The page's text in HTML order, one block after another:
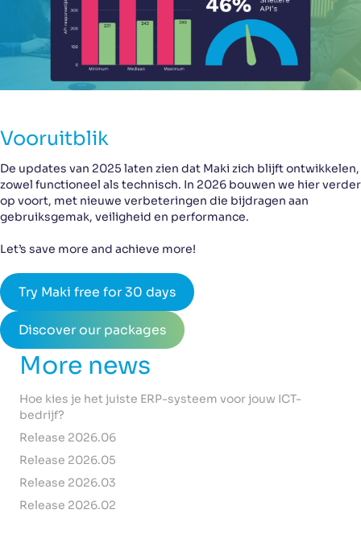
Vooruitblik
De updates van 2025 laten zien dat Maki zich blijft ontwikkelen,
zowel functioneel als technisch. In 2026 bouwen we hier verder
op voort, met nieuwe verbeteringen die bijdragen aan
gebruiksgemak, veiligheid en performance.
Let’s save more and achieve more!
Try Maki free for 30 days
Discover our packages
More news
Hoe kies je het juiste ERP-systeem voor jouw ICT-
bedrijf?
Release 2026.06
Release 2026.05
Release 2026.03
Release 2026.02